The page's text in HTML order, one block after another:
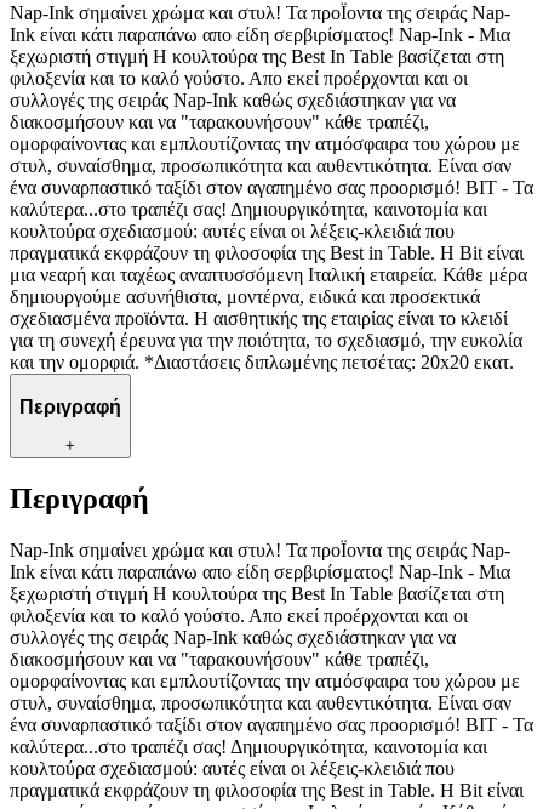
Nap-Ink σημαίνει χρώμα και στυλ! Τα προΪοντα της σειράς Nap-
Ink είναι κάτι παραπάνω απο είδη σερβιρίσματος! Nap-Ink - Μια
ξεχωριστή στιγμή Η κουλτούρα της Best In Table βασίζεται στη
φιλοξενία και το καλό γούστο. Απο εκεί προέρχονται και οι
συλλογές της σειράς Nap-Ink καθώς σχεδιάστηκαν για να
διακοσμήσουν και να "ταρακουνήσουν" κάθε τραπέζι,
ομορφαίνοντας και εμπλουτίζοντας την ατμόσφαιρα του χώρου με
στυλ, συναίσθημα, προσωπικότητα και αυθεντικότητα. Είναι σαν
ένα συναρπαστικό ταξίδι στον αγαπημένο σας προορισμό! ΒΙΤ - Τα
καλύτερα...στο τραπέζι σας! Δημιουργικότητα, καινοτομία και
κουλτούρα σχεδιασμού: αυτές είναι οι λέξεις-κλειδιά που
πραγματικά εκφράζουν τη φιλοσοφία της Best in Table. Η Bit είναι
μια νεαρή και ταχέως αναπτυσσόμενη Ιταλική εταιρεία. Κάθε μέρα
δημιουργούμε ασυνήθιστα, μοντέρνα, ειδικά και προσεκτικά
σχεδιασμένα προϊόντα. Η αισθητικής της εταιρίας είναι το κλειδί
για τη συνεχή έρευνα για την ποιότητα, το σχεδιασμό, την ευκολία
και την ομορφιά. *Διαστάσεις διπλωμένης πετσέτας: 20x20 εκατ.
Περιγραφή
+
Περιγραφή
Nap-Ink σημαίνει χρώμα και στυλ! Τα προΪοντα της σειράς Nap-
Ink είναι κάτι παραπάνω απο είδη σερβιρίσματος! Nap-Ink - Μια
ξεχωριστή στιγμή Η κουλτούρα της Best In Table βασίζεται στη
φιλοξενία και το καλό γούστο. Απο εκεί προέρχονται και οι
συλλογές της σειράς Nap-Ink καθώς σχεδιάστηκαν για να
διακοσμήσουν και να "ταρακουνήσουν" κάθε τραπέζι,
ομορφαίνοντας και εμπλουτίζοντας την ατμόσφαιρα του χώρου με
στυλ, συναίσθημα, προσωπικότητα και αυθεντικότητα. Είναι σαν
ένα συναρπαστικό ταξίδι στον αγαπημένο σας προορισμό! ΒΙΤ - Τα
καλύτερα...στο τραπέζι σας! Δημιουργικότητα, καινοτομία και
κουλτούρα σχεδιασμού: αυτές είναι οι λέξεις-κλειδιά που
πραγματικά εκφράζουν τη φιλοσοφία της Best in Table. Η Bit είναι